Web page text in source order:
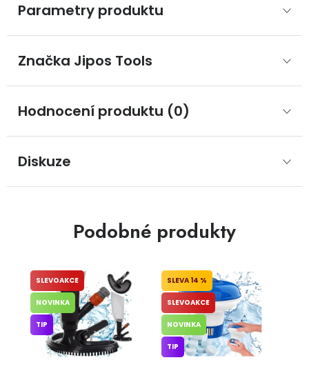
Parametry produktu
Značka Jipos Tools
Hodnocení produktu (0)
Diskuze
Podobné produkty
SLEVOAKCE
NOVINKA
TIP
14 %
SLEVOAKCE
NOVINKA
TIP